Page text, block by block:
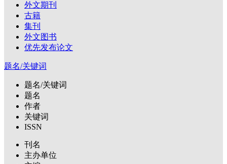
外文期刊
古籍
集刊
外文图书
优先发布论文
题名/关键词
题名/关键词
题名
作者
关键词
ISSN
刊名
主办单位